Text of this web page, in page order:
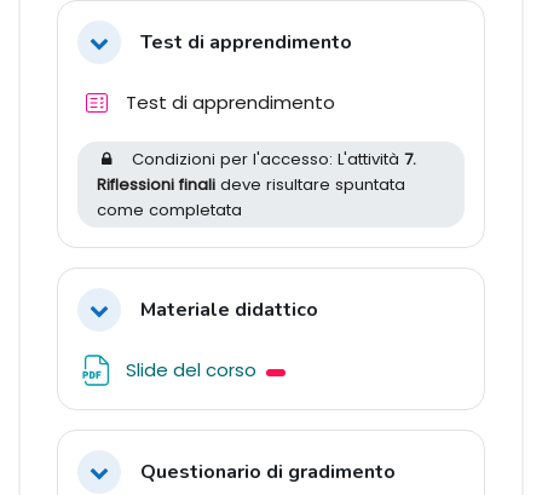
MinimizzaTest di apprendimento
Test di apprendimento
Condizioni per l'accesso: L'attività 7.
Riflessioni finali deve risultare spuntata
come completata
MinimizzaMateriale didattico
Slide del corso File
MinimizzaQuestionario di gradimento